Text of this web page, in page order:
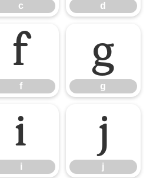
c d
f
f
g
g
i
i
j
j